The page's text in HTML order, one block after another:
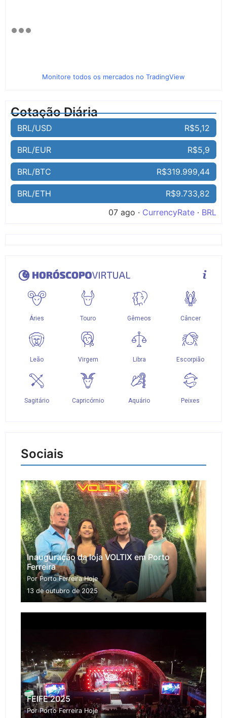
Monitore todos os mercados no TradingView
Cotação Diária
BRL/USD R$5,12
BRL/EUR R$5,9
BRL/BTC R$319.999,44
BRL/ETH
R$9.733,82
07 ago · CurrencyRate · BRL
Sociais
Inauguração da loja VOLTIX em Porto
Ferreira
Por Porto Ferreira Hoje
13 de outubro de 2025
FEIFE 2025
Por Porto Ferreira Hoje